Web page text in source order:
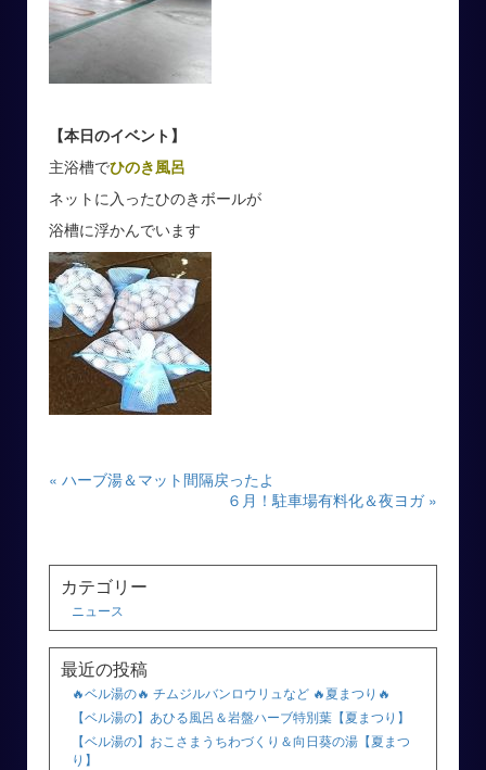
【本日のイベント】
主浴槽でひのき風呂
ネットに入ったひのきボールが
浴槽に浮かんでいます
« ハーブ湯＆マット間隔戻ったよ
６月！駐車場有料化＆夜ヨガ »
カテゴリー
ニュース
最近の投稿
🔥ベル湯の🔥 チムジルバンロウリュなど 🔥夏まつり🔥
【ベル湯の】あひる風呂＆岩盤ハーブ特別葉【夏まつり】
【ベル湯の】おこさまうちわづくり＆向日葵の湯【夏まつ
り】